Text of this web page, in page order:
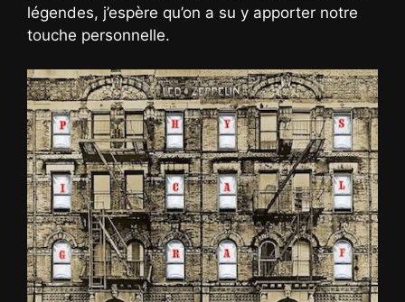
légendes, j’espère qu’on a su y apporter notre
touche personnelle.